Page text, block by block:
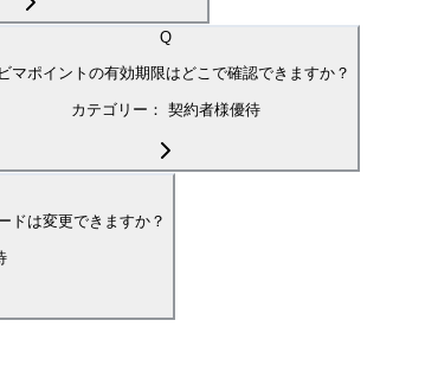
Q
マポイントの有効期限はどこで確認できますか？
カテゴリー： 契約者様優待
ドは変更できますか？